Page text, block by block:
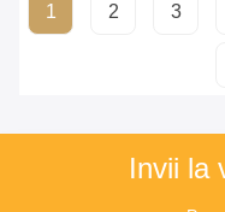
1 2 3
Invii la